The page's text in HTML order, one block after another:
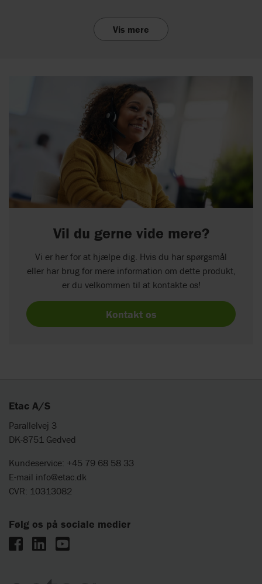
Vis mere
Vil du gerne vide mere?
Vi er her for at hjælpe dig. Hvis du har spørgsmål
eller har brug for mere information om dette produkt,
er du velkommen til at kontakte os!
Kontakt os
Etac A/S
Parallelvej 3
DK-8751 Gedved
Kundeservice: +45 79 68 58 33
E-mail info@etac.dk
CVR: 10313082
Følg os på sociale medier